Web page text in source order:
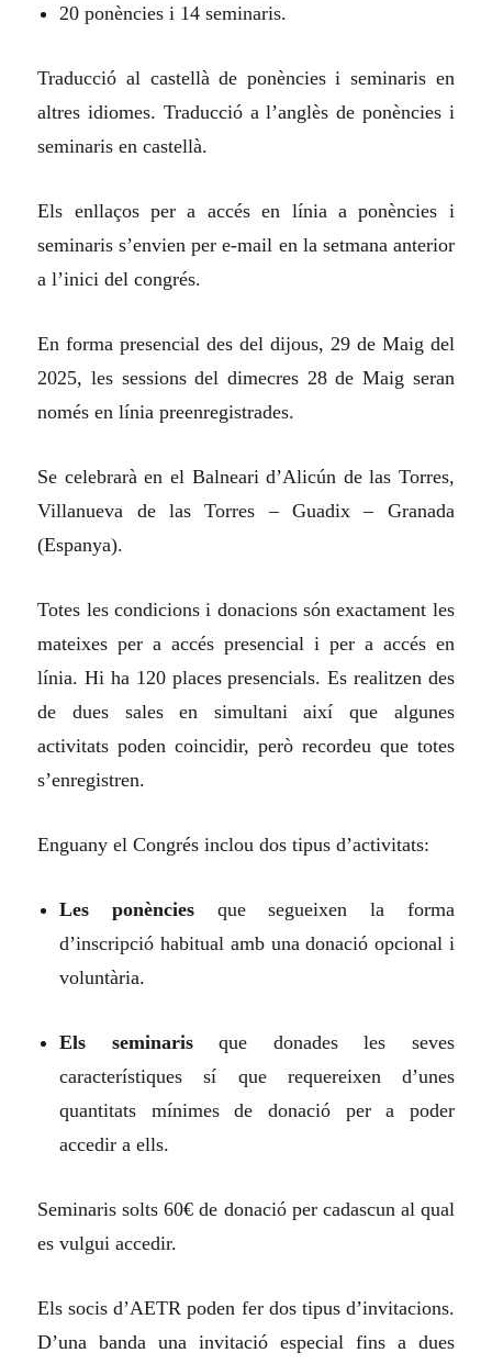
20 ponències i 14 seminaris.
Traducció al castellà de ponències i seminaris en
altres idiomes. Traducció a l’anglès de ponències i
seminaris en castellà.
Els enllaços per a accés en línia a ponències i
seminaris s’envien per e-mail en la setmana anterior
a l’inici del congrés.
En forma presencial des del dijous, 29 de Maig del
2025, les sessions del dimecres 28 de Maig seran
només en línia preenregistrades.
Se celebrarà en el Balneari d’Alicún de las Torres,
Villanueva de las Torres – Guadix – Granada
(Espanya).
Totes les condicions i donacions són exactament les
mateixes per a accés presencial i per a accés en
línia. Hi ha 120 places presencials. Es realitzen des
de dues sales en simultani així que algunes
activitats poden coincidir, però recordeu que totes
s’enregistren.
Enguany el Congrés inclou dos tipus d’activitats:
Les ponències que segueixen la forma
d’inscripció habitual amb una donació opcional i
voluntària.
Els seminarisque donades les seves
característiques sí que requereixen d’unes
quantitats mínimes de donació per a poder
accedir a ells.
Seminaris solts 60€ de donació per cadascun al qual
es vulgui accedir.
Els socis d’AETR poden fer dos tipus d’invitacions.
D’una banda una invitació especial fins a dues